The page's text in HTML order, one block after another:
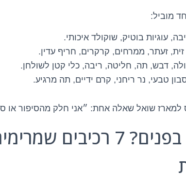
מוביל:
עוגיות בוטיק, שוקולד איכותי.
זעתר, ממרחים, קרקרים, חריף עדין.
דבש, תה, חליטה, ריבה, כלי קטן לשולחן.
טבעי, נר ריחני, קרם ידיים, תה מרגיע.
למארז שואל שאלה אחת: ״אני חלק מהסיפור או
מה חייב להיות בפנים? 7